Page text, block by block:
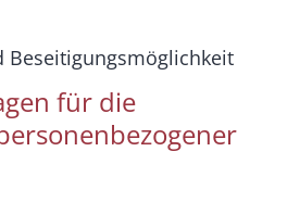
Beseitigungsmöglichkeit
für die